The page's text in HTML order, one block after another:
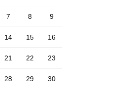
7 8 9
14 15 16
21 22 23
28 29 30